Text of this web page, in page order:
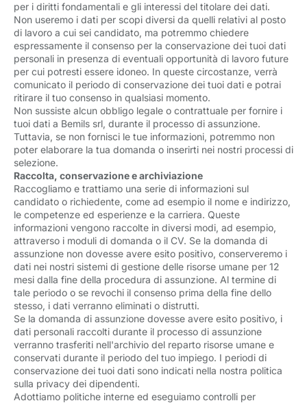
per i diritti fondamentali e gli interessi del titolare dei dati.
Non useremo i dati per scopi diversi da quelli relativi al posto
di lavoro a cui sei candidato, ma potremmo chiedere
espressamente il consenso per la conservazione dei tuoi dati
personali in presenza di eventuali opportunità di lavoro future
per cui potresti essere idoneo. In queste circostanze, verrà
comunicato il periodo di conservazione dei tuoi dati e potrai
ritirare il tuo consenso in qualsiasi momento.
Non sussiste alcun obbligo legale o contrattuale per fornire i
tuoi dati a Bemils srl, durante il processo di assunzione.
Tuttavia, se non fornisci le tue informazioni, potremmo non
poter elaborare la tua domanda o inserirti nei nostri processi di
selezione.
Raccolta, conservazione e archiviazione
Raccogliamo e trattiamo una serie di informazioni sul
candidato o richiedente, come ad esempio il nome e indirizzo,
le competenze ed esperienze e la carriera. Queste
informazioni vengono raccolte in diversi modi, ad esempio,
attraverso i moduli di domanda o il CV. Se la domanda di
assunzione non dovesse avere esito positivo, conserveremo i
dati nei nostri sistemi di gestione delle risorse umane per 12
mesi dalla fine della procedura di assunzione. Al termine di
tale periodo o se revochi il consenso prima della fine dello
stesso, i dati verranno eliminati o distrutti.
Se la domanda di assunzione dovesse avere esito positivo, i
dati personali raccolti durante il processo di assunzione
verranno trasferiti nell'archivio del reparto risorse umane e
conservati durante il periodo del tuo impiego. I periodi di
conservazione dei tuoi dati sono indicati nella nostra politica
sulla privacy dei dipendenti.
Adottiamo politiche interne ed eseguiamo controlli per